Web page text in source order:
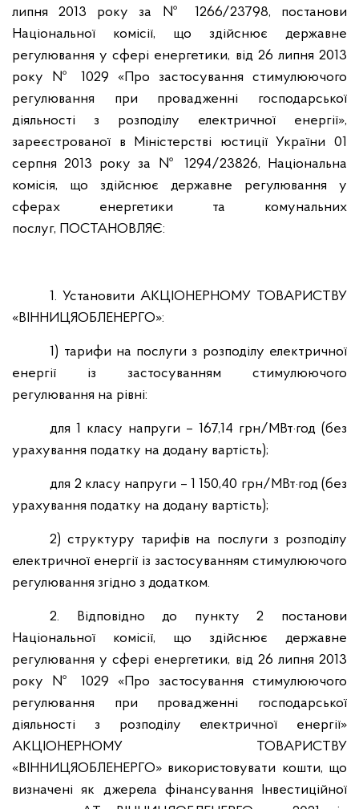
липня 2013 року за № 1266/23798, постанови
Національної комісії, що здійснює державне
регулювання у сфері енергетики, від 26 липня 2013
року № 1029 «Про застосування стимулюючого
регулювання при провадженні господарської
діяльності з розподілу електричної енергії»,
зареєстрованої в Міністерстві юстиції України 01
серпня 2013 року за № 1294/23826, Національна
комісія, що здійснює державне регулювання у
сферах енергетики та комунальних
послуг, ПОСТАНОВЛЯЄ:
1. Установити АКЦІОНЕРНОМУ ТОВАРИСТВУ
«ВІННИЦЯОБЛЕНЕРГО»:
1) тарифи на послуги з розподілу електричної
енергії із застосуванням стимулюючого
регулювання на рівні:
для 1 класу напруги – 167,14 грн/МВт·год (без
урахування податку на додану вартість);
для 2 класу напруги – 1 150,40 грн/МВт·год (без
урахування податку на додану вартість);
2) структуру тарифів на послуги з розподілу
електричної енергії із застосуванням стимулюючого
регулювання згідно з додатком.
2. Відповідно до пункту 2 постанови
Національної комісії, що здійснює державне
регулювання у сфері енергетики, від 26 липня 2013
року № 1029 «Про застосування стимулюючого
регулювання при провадженні господарської
діяльності з розподілу електричної енергії»
АКЦІОНЕРНОМУ ТОВАРИСТВУ
«ВІННИЦЯОБЛЕНЕРГО» використовувати кошти, що
визначені як джерела фінансування Інвестиційної